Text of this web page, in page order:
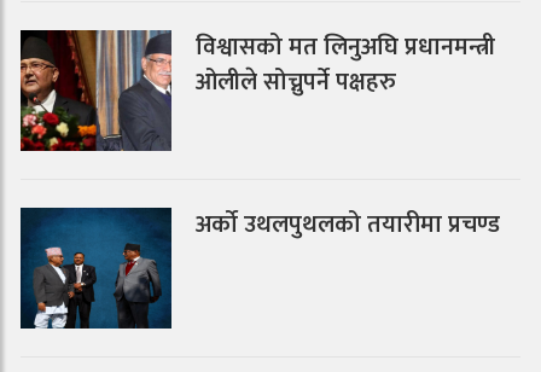
विश्वासको मत लिनुअघि प्रधानमन्त्री
ओलीले सोच्नुपर्ने पक्षहरु
अर्को उथलपुथलको तयारीमा प्रचण्ड